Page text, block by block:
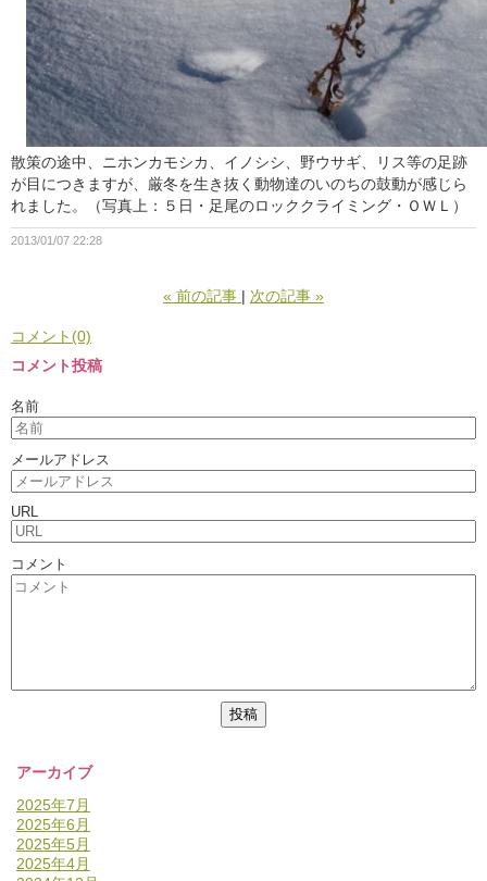
散策の途中、ニホンカモシカ、イノシシ、野ウサギ、リス等の足跡
が目につきますが、厳冬を生き抜く動物達のいのちの鼓動が感じら
れました。（写真上：５日・足尾のロッククライミング・ＯＷＬ）
2013/01/07 22:28
« 前の記事 次の記事 »
コメント(0)
コメント投稿
名前
メールアドレス
URL
コメント
アーカイブ
2025年7月
2025年6月
2025年5月
2025年4月